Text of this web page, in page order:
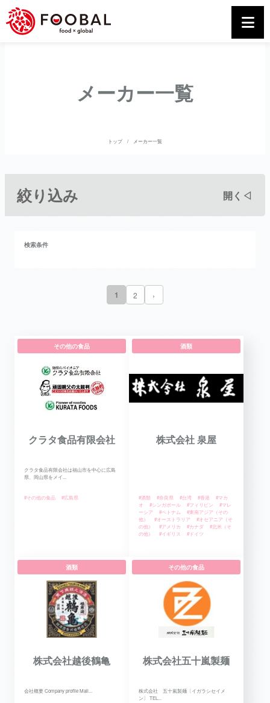
メーカー一覧
トップ メーカー一覧
絞り込み 開く◁
検索条件
1 2 ›
その他の食品
クラタ食品有限会社
クラタ食品有限会社は福山市を中心に広島
県、岡山県をメイ...
#その他の食品 #広島県
酒類
株式会社 泉屋
#酒類 #奈良県 #台湾 #香港
#マカ
オ
#シンガポール #フィリピン
#マレ
ーシア
#ベトナム
#東南アジア（その
他）
#オーストラリア
#オセアニア（そ
の他）
#アメリカ #カナダ
#北米（そ
の他）
#イギリス #ドイツ
酒類
株式会社越後鶴亀
会社概要 Company profile Mail...
その他の食品
株式会社五十嵐製麺
株式会社 五十嵐製麺〔イガラシセイメ
ン〕 TEL...